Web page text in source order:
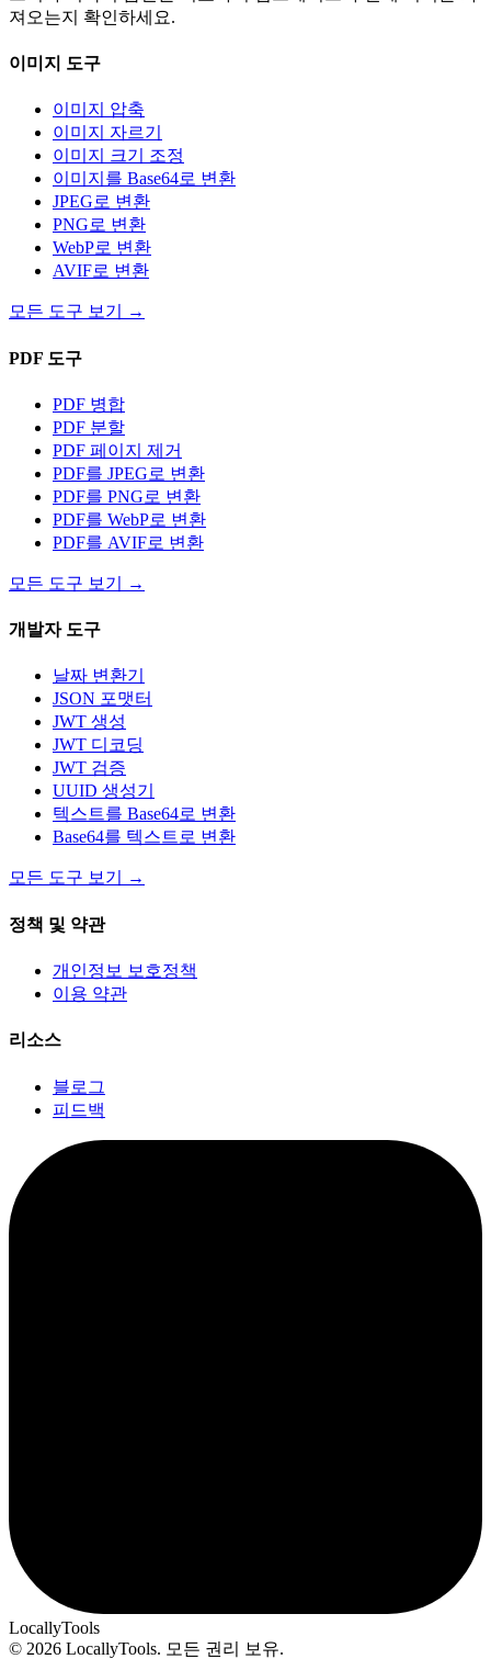
져오는지 확인하세요.
이미지 도구
이미지 압축
이미지 자르기
이미지 크기 조정
이미지를 Base64로 변환
JPEG로 변환
PNG로 변환
WebP로 변환
AVIF로 변환
모든 도구 보기 →
PDF 도구
PDF 병합
PDF 분할
PDF 페이지 제거
PDF를 JPEG로 변환
PDF를 PNG로 변환
PDF를 WebP로 변환
PDF를 AVIF로 변환
모든 도구 보기 →
개발자 도구
날짜 변환기
JSON 포맷터
JWT 생성
JWT 디코딩
JWT 검증
UUID 생성기
텍스트를 Base64로 변환
Base64를 텍스트로 변환
모든 도구 보기 →
정책 및 약관
개인정보 보호정책
이용 약관
리소스
블로그
피드백
LocallyTools
© 2026 LocallyTools. 모든 권리 보유.